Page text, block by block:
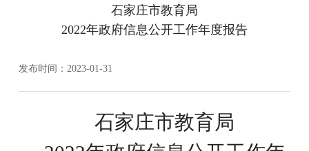
石家庄市教育局
2022年政府信息公开工作年度报告
发布时间：2023-01-31
石家庄市教育局